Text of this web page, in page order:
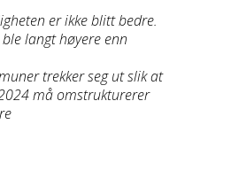
er ikke blitt bedre.
langt høyere enn
trekker seg ut slik at
må omstrukturerer